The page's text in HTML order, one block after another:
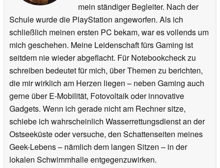
mein ständiger Begleiter. Nach der
Schule wurde die PlayStation angeworfen. Als ich
schließlich meinen ersten PC bekam, war es vollends um
mich geschehen. Meine Leidenschaft fürs Gaming ist
seitdem nie wieder abgeflacht. Für Notebookcheck zu
schreiben bedeutet für mich, über Themen zu berichten,
die mir wirklich am Herzen liegen – neben Gaming auch
gerne über E-Mobilität, Fotovoltaik oder innovative
Gadgets. Wenn ich gerade nicht am Rechner sitze,
schiebe ich wahrscheinlich Wasserrettungsdienst an der
Ostseeküste oder versuche, den Schattenseiten meines
Geek-Lebens – nämlich dem langen Sitzen – in der
lokalen Schwimmhalle entgegenzuwirken.